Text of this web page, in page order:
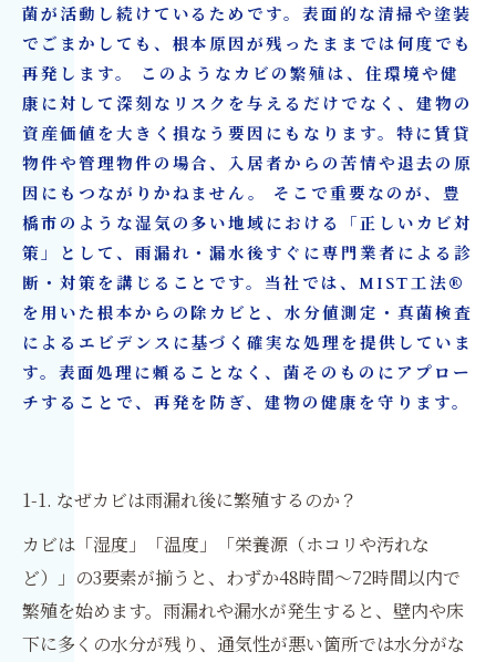
ーズ大阪・カビ取リフォーム名古屋/東京【株式
会社タイコウ建装】
菌が活動し続けているためです。表面的な清掃や塗装
でごまかしても、根本原因が残ったままでは何度でも
再発します。 このようなカビの繁殖は、住環境や健
康に対して深刻なリスクを与えるだけでなく、建物の
資産価値を大きく損なう要因にもなります。特に賃貸
物件や管理物件の場合、入居者からの苦情や退去の原
因にもつながりかねません。 そこで重要なのが、豊
橋市のような湿気の多い地域における「正しいカビ対
策」として、雨漏れ・漏水後すぐに専門業者による診
断・対策を講じることです。当社では、MIST工法®
を用いた根本からの除カビと、水分値測定・真菌検査
によるエビデンスに基づく確実な処理を提供していま
す。表面処理に頼ることなく、菌そのものにアプロー
チすることで、再発を防ぎ、建物の健康を守ります。
1-1. なぜカビは雨漏れ後に繁殖するのか？
カビは「湿度」「温度」「栄養源（ホコリや汚れな
ど）」の3要素が揃うと、わずか48時間〜72時間以内で
繁殖を始めます。雨漏れや漏水が発生すると、壁内や床
下に多くの水分が残り、通気性が悪い箇所では水分がな